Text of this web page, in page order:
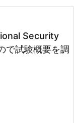
Security
で試験概要を調